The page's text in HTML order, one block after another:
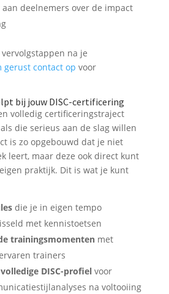
aan deelnemers over de impact
na je
gerust contact op voor
bij jouw DISC-certificering
volledig certificeringstraject
die serieus aan de slag willen
is zo opgebouwd dat je niet
leert, maar deze ook direct kunt
praktijk. Dit is wat je kunt
die je in eigen tempo
met kennistoetsen
trainingsmomentenmet
trainers
DISC-profielvoor
na voltooiing